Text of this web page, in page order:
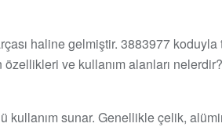
haline gelmiştir. 3883977
ve kullanım alanları nelerdir?
sunar. Genellikle çelik,